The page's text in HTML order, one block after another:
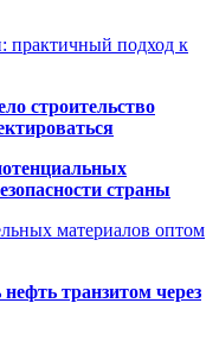
практичный подход к
строительство
страны
материалов оптом
транзитом через